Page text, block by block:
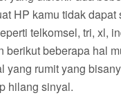
HP kamu tidak dapat
telkomsel, tri, xl,
berikut beberapa hal
yang rumit yang
hilang sinyal.